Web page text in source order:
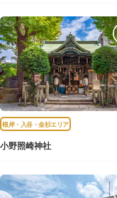
根岸・入谷・金杉エリア
小野照崎神社